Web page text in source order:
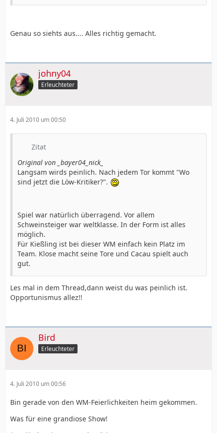
Genau so siehts aus.... Alles richtig gemacht.
johny04
Erleuchteter
4. Juli 2010 um 00:50
Zitat
Original von _bayer04_nick_
Langsam wirds peinlich. Nach jedem Tor kommt "Wo
sind jetzt die Löw-Kritiker?".
Spiel war natürlich überragend. Vor allem
Schweinsteiger war weltklasse. In der Form ist alles
möglich.
Für Kießling ist bei dieser WM einfach kein Platz im
Team. Klose macht seine Tore und Cacau spielt auch
gut.
Les mal in dem Thread,dann weist du was peinlich ist.
Opportunismus allez!!
Bird
Erleuchteter
4. Juli 2010 um 00:56
Bin gerade von den WM-Feierlichkeiten heim gekommen.
Was für eine grandiose Show!